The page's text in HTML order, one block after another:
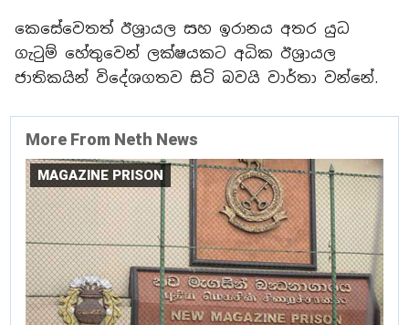
කෙසේවෙතත් ඊශ්‍රායල සහ ඉරානය අතර යුධ
ගැටුම් හේතුවෙන් ලක්ෂයකට අධික ඊශ්‍රායල
ජාතිකයින් විදේශගතව සිටි බවයි වාර්තා වන්නේ.
More From Neth News
MAGAZINE PRISON